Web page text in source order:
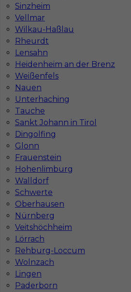
Sinzheim
Vellmar
Wilkau-Haßlau
Rheurdt
Lensahn
Heidenheim an der Brenz
Weißenfels
Nauen
Unterhaching
Tauche
Sankt Johann in Tirol
Dingolfing
Glonn
Frauenstein
Hohenlimburg
Walldorf
Schwerte
Oberhausen
Nürnberg
Veitshöchheim
Lörrach
Rehburg-Loccum
Wolnzach
Lingen
Paderborn
Kategoria
Płytkarz
Lokalizacja Niemcy
Wymagane języki
komunikatywny
Stawka 15 - 17 € / h
1
Znaleziono 2 wyników
Najczęściej zadawane
Jak znaleźć pracę za granicą?
Czy praca Niemcy na
opłaca przy obecnych